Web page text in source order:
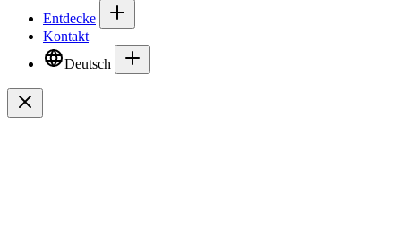
Entdecke
Kontakt
Deutsch